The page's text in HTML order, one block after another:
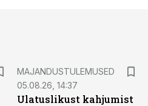
MAJANDUSTULEMUSED
05.08.26, 14:37
Ulatuslikust kahjumist